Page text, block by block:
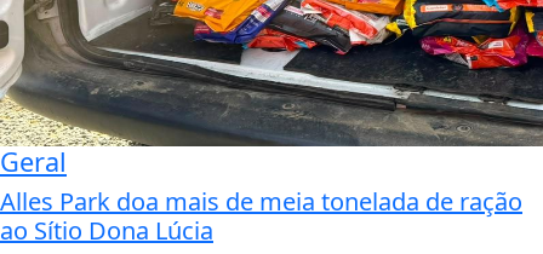
Geral
Alles Park doa mais de meia tonelada de ração
ao Sítio Dona Lúcia